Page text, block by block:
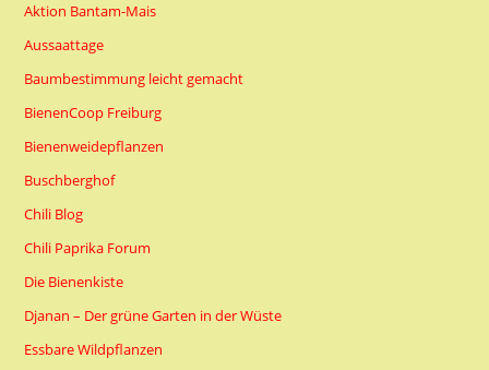
Aktion Bantam-Mais
Aussaattage
Baumbestimmung leicht gemacht
BienenCoop Freiburg
Bienenweidepflanzen
Buschberghof
Chili Blog
Chili Paprika Forum
Die Bienenkiste
Djanan – Der grüne Garten in der Wüste
Essbare Wildpflanzen